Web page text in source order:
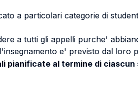
a particolari categorie di
a tutti gli appelli purche'
e' previsto dal loro
pianificate al termine di